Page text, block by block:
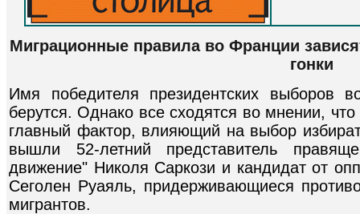
Миграционные правила во Франции
гонки
Имя победителя президентских выборов
берутся. Однако все сходятся во мнении,
главный фактор, влияющий на выбор
вышли 52-летний представитель
движение" Николя Саркози и кандидат от
Сеголен Руаяль, придерживающиеся
мигрантов.